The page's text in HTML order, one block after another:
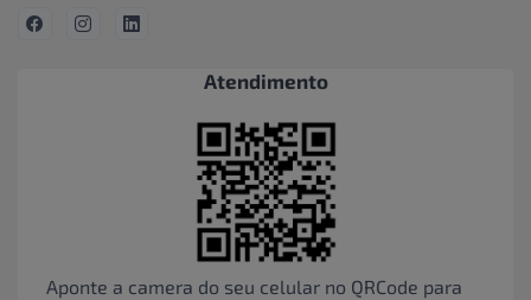
Atendimento
Aponte a camera do seu celular no QRCode para